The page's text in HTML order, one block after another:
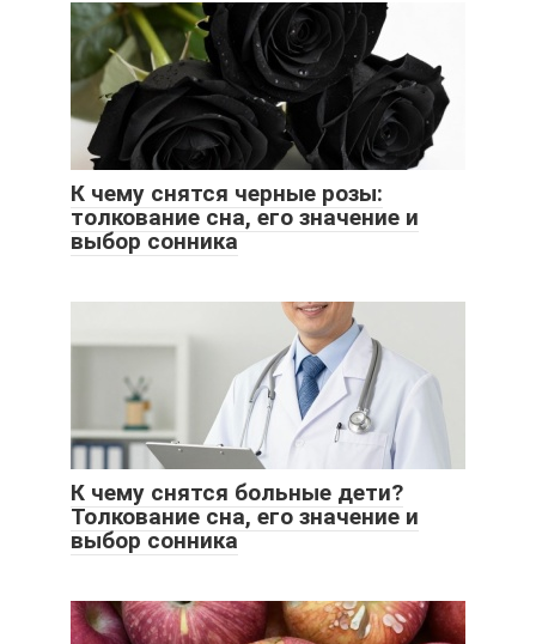
К чему снятся черные розы:
толкование сна, его значение и
выбор сонника
К чему снятся больные дети?
Толкование сна, его значение и
выбор сонника